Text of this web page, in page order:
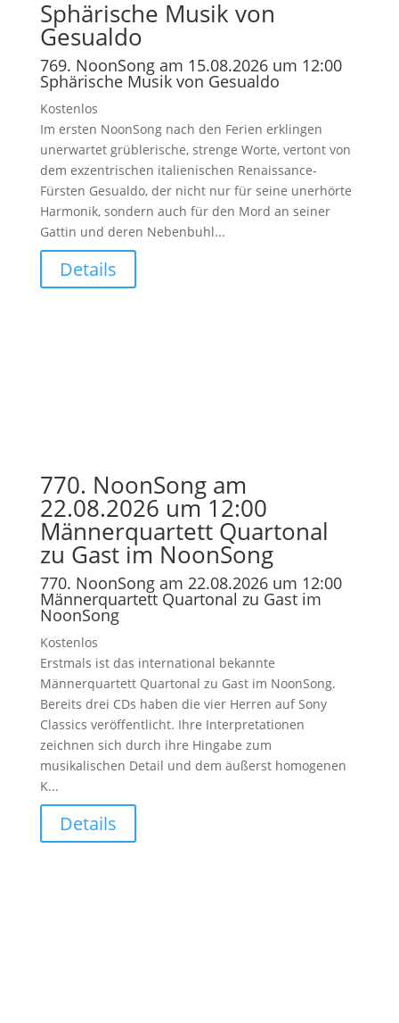
Sphärische Musik von
Gesualdo
769. NoonSong am 15.08.2026 um 12:00
Sphärische Musik von Gesualdo
Kostenlos
Im ersten NoonSong nach den Ferien erklingen
unerwartet grüblerische, strenge Worte, vertont von
dem exzentrischen italienischen Renaissance-
Fürsten Gesualdo, der nicht nur für seine unerhörte
Harmonik, sondern auch für den Mord an seiner
Gattin und deren Nebenbuhl...
Details
770. NoonSong am
22.08.2026 um 12:00
Männerquartett Quartonal
zu Gast im NoonSong
770. NoonSong am 22.08.2026 um 12:00
Männerquartett Quartonal zu Gast im
NoonSong
Kostenlos
Erstmals ist das international bekannte
Männerquartett Quartonal zu Gast im NoonSong.
Bereits drei CDs haben die vier Herren auf Sony
Classics veröffentlicht. Ihre Interpretationen
zeichnen sich durch ihre Hingabe zum
musikalischen Detail und dem äußerst homogenen
K...
Details